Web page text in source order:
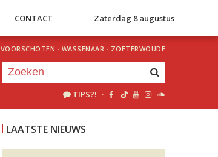
CONTACT Zaterdag 8 augustus
VOORSCHOTEN · WASSENAAR · ZOETERWOUDE
TIPS?! ·
LAATSTE NIEUWS